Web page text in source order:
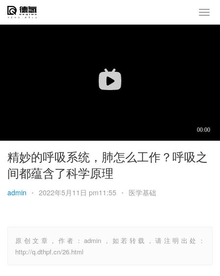
精妙的呼吸系统，肺怎么工作？呼吸之
间都蕴含了科学原理
admin • 2022年5月11日 pm11:55 • 医学基础
原创文章，作者：admin，如若转载，请注明出处：
http://q.dthpf.cn/26.html